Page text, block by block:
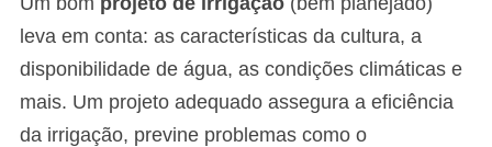
leva em conta: as características da cultura, a
disponibilidade de água, as condições climáticas e
mais. Um projeto adequado assegura a eficiência
da irrigação, previne problemas como o